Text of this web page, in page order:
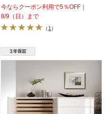
今ならクーポン利用で5％OFF｜
8/9（日）まで
（ 1 ）